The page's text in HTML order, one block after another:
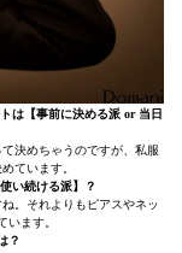
は【事前に決める派 or 当日
決めちゃうのですが、私服
ています。
い続ける派】？
。それよりもピアスやネッ
います。
？